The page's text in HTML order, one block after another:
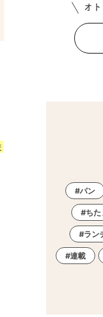
オ
パン
ちた
ラン
連載